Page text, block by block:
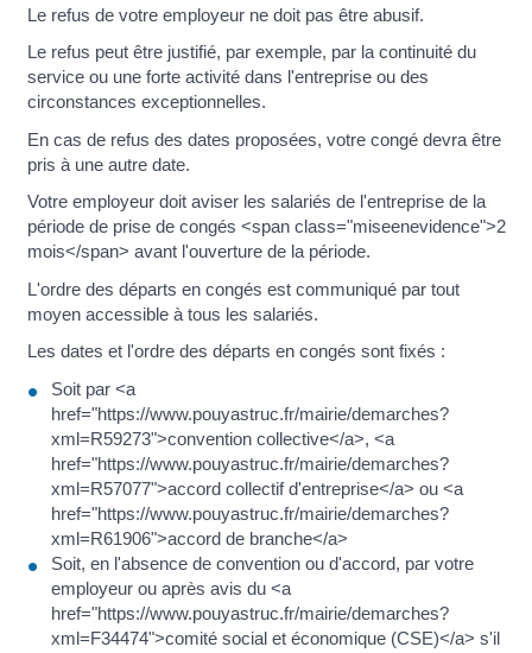
Le refus de votre employeur ne doit pas être abusif.
Le refus peut être justifié, par exemple, par la continuité du
service ou une forte activité dans l'entreprise ou des
circonstances exceptionnelles.
En cas de refus des dates proposées, votre congé devra être
pris à une autre date.
Votre employeur doit aviser les salariés de l'entreprise de la
période de prise de congés <span class="miseenevidence">2
mois</span> avant l'ouverture de la période.
L'ordre des départs en congés est communiqué par tout
moyen accessible à tous les salariés.
Les dates et l'ordre des départs en congés sont fixés :
Soit par <a
href="https://www.pouyastruc.fr/mairie/demarches?
xml=R59273">convention collective</a>, <a
href="https://www.pouyastruc.fr/mairie/demarches?
xml=R57077">accord collectif d'entreprise</a> ou <a
href="https://www.pouyastruc.fr/mairie/demarches?
xml=R61906">accord de branche</a>
Soit, en l'absence de convention ou d'accord, par votre
employeur ou après avis du <a
href="https://www.pouyastruc.fr/mairie/demarches?
xml=F34474">comité social et économique (CSE)</a> s'il